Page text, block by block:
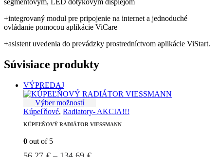
segmentovým, LED dotykovým displejom
+integrovaný modul pre pripojenie na internet a jednoduché
ovládanie pomocou aplikácie ViCare
+asistent uvedenia do prevádzky prostredníctvom aplikácie ViStart.
Súvisiace produkty
VÝPREDAJ
Výber možností
produkt
viacero
Kúpeľňové, Radiatory- AKCIA!!!
KÚPEĽŇOVÝ RADIÁTOR VIESSMANN
0 out of 5